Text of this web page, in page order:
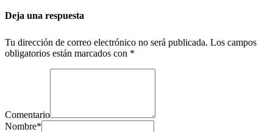
Deja una respuesta
Tu dirección de correo electrónico no será publicada. Los campos
obligatorios están marcados con *
Comentario
Nombre*